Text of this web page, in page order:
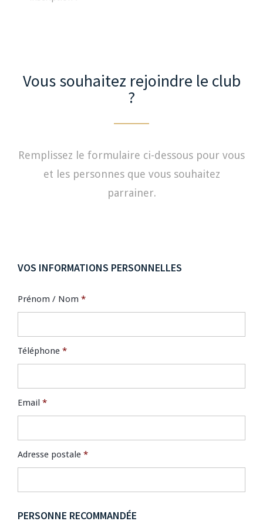
Vous souhaitez rejoindre le club
?
Remplissez le formulaire ci-dessous pour vous
et les personnes que vous souhaitez
parrainer.
VOS INFORMATIONS PERSONNELLES
Prénom / Nom *
Téléphone *
Email *
Adresse postale *
PERSONNE RECOMMANDÉE